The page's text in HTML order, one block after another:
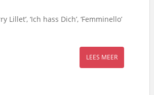
‘Ich hass Dich’, ‘Femminello’
LEES MEER